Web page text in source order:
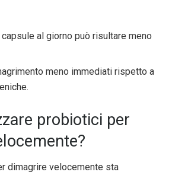
al giorno può risultare meno
meno immediati rispetto a
probiotici per
dimagrire velocemente sta